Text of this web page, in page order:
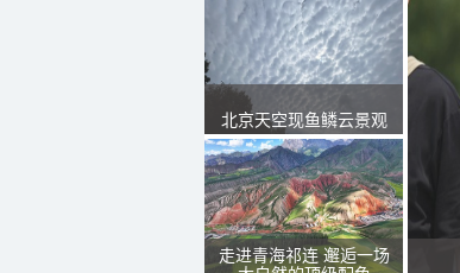
北京天空现鱼鳞云景观
走进青海祁连 邂逅一场